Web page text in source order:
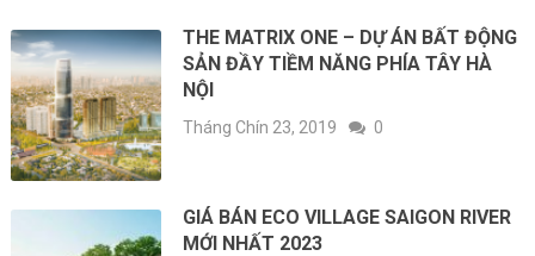
THE MATRIX ONE – DỰ ÁN BẤT ĐỘNG
SẢN ĐẦY TIỀM NĂNG PHÍA TÂY HÀ
NỘI
Tháng Chín 23, 2019 0
GIÁ BÁN ECO VILLAGE SAIGON RIVER
MỚI NHẤT 2023